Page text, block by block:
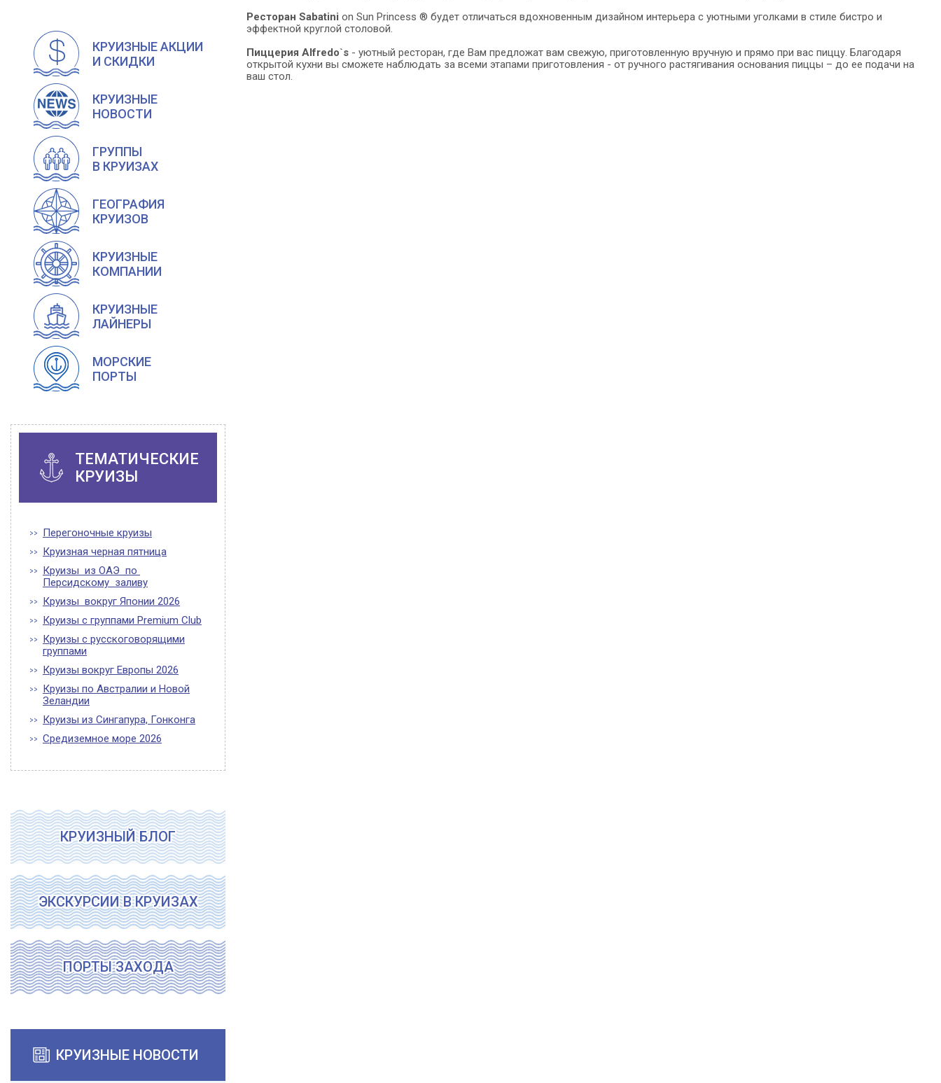
КРУИЗНЫЕ АКЦИИ
И СКИДКИ
КРУИЗНЫЕ
НОВОСТИ
ГРУППЫ
В КРУИЗАХ
ГЕОГРАФИЯ
КРУИЗОВ
КРУИЗНЫЕ
КОМПАНИИ
КРУИЗНЫЕ
ЛАЙНЕРЫ
МОРСКИЕ
ПОРТЫ
ТЕМАТИЧЕСКИЕ
КРУИЗЫ
Перегоночные круизы
Круизная черная пятница
Круизы из ОАЭ по
Персидскому заливу
Круизы вокруг Японии 2026
Круизы с группами Premium Club
Круизы с русскоговорящими
группами
Круизы вокруг Европы 2026
Круизы по Австралии и Новой
Зеландии
Круизы из Сингапура, Гонконга
Средиземное море 2026
КРУИЗНЫЙ БЛОГ
ЭКСКУРСИИ В КРУИЗАХ
ПОРТЫ ЗАХОДА
КРУИЗНЫЕ НОВОСТИ
Ресторан Sabatini on Sun Princess ® будет отличаться вдохновенным дизайном интерьера с уютными уголками в стиле бистро и
эффектной круглой столовой.
Пиццерия Alfredo`s - уютный ресторан, где Вам предложат вам свежую, приготовленную вручную и прямо при вас пиццу. Благодаря
открытой кухни вы сможете наблюдать за всеми этапами приготовления - от ручного растягивания основания пиццы – до ее подачи на
ваш стол.